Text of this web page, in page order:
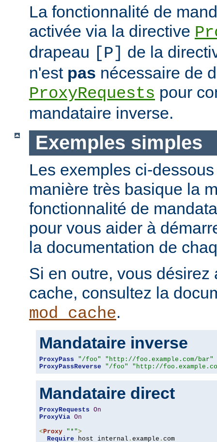
La fonctionnalité de
activée via la directive
drapeau
[P]
de la
n'est pas nécessaire de
ProxyRequests pour
mandataire inverse.
Exemples simples
Les exemples ci-
manière très basique la
fonctionnalité de
pour vous aider à
la documentation de
Si en outre, vous désirez
cache, consultez la
mod_cache.
Mandataire inverse
ProxyPass "/foo"
"http://foo.example.com/bar"
ProxyPassReverse
"/foo" "http://
Mandataire direct
ProxyRequests On
ProxyVia On
< Proxy "*">
Require host internal . example .